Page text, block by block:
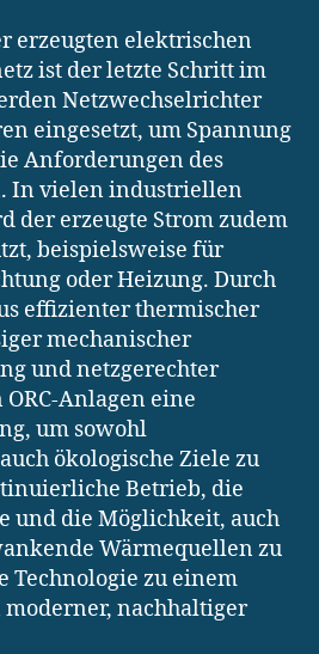
erzeugten elektrischen
ist der letzte Schritt im
Netzwechselrichter
eingesetzt, um Spannung
Anforderungen des
In vielen industriellen
der erzeugte Strom zudem
beispielsweise für
oder Heizung. Durch
effizienter thermischer
mechanischer
und netzgerechter
Anlagen eine
um sowohl
ökologische Ziele zu
Betrieb, die
und die Möglichkeit, auch
Wärmequellen zu
Technologie zu einem
nachhaltiger